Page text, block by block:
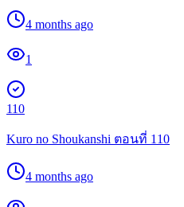
4 months ago
1
110
Kuro no Shoukanshi ตอนที่ 110
4 months ago